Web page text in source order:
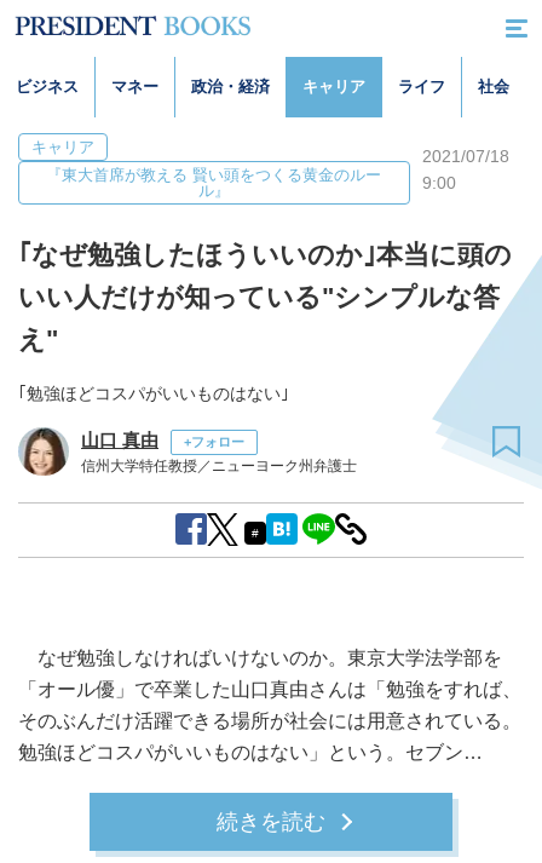
ビジネス マネー 政治・経済 キャリア ライフ 社会
キャリア
『東大首席が教える 賢い頭をつくる黄金のルー
ル』
2021/07/18
9:00
｢なぜ勉強したほういいのか｣本当に頭の
いい人だけが知っている"シンプルな答
え"
｢勉強ほどコスパがいいものはない｣
山口 真由 +フォロー
信州大学特任教授／ニューヨーク州弁護士
#
なぜ勉強しなければいけないのか。東京大学法学部を
「オール優」で卒業した山口真由さんは「勉強をすれば、
そのぶんだけ活躍できる場所が社会には用意されている。
勉強ほどコスパがいいものはない」という。セブン…
続きを読む